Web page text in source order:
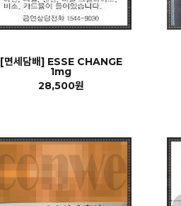
[면세담배] ESSE CHANGE
1mg
28,500원